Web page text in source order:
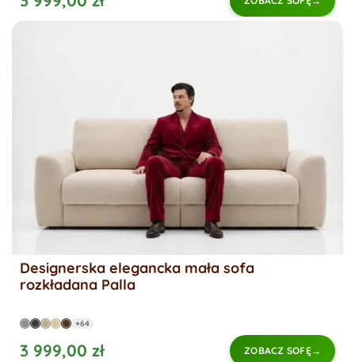
Designerska elegancka mała sofa
rozkładana Palla
+64
3 999,00 zł ZOBACZ SOFĘ